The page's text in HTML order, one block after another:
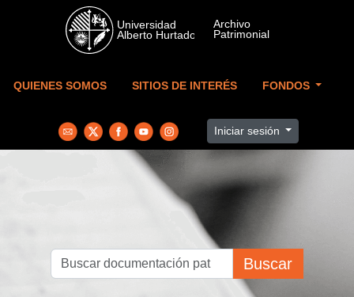
Skip to main content
QUIENES SOMOS SITIOS DE INTERÉS FONDOS
Iniciar sesión
Buscar